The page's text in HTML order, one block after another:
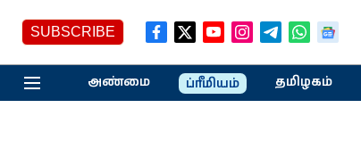
SUBSCRIBE
அண்மை ப்ரீமியம் தமிழகம்